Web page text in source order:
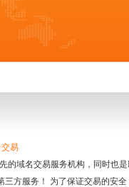
交易
的域名交易服务机构，同时也
三方服务！ 为了保证交易的安全